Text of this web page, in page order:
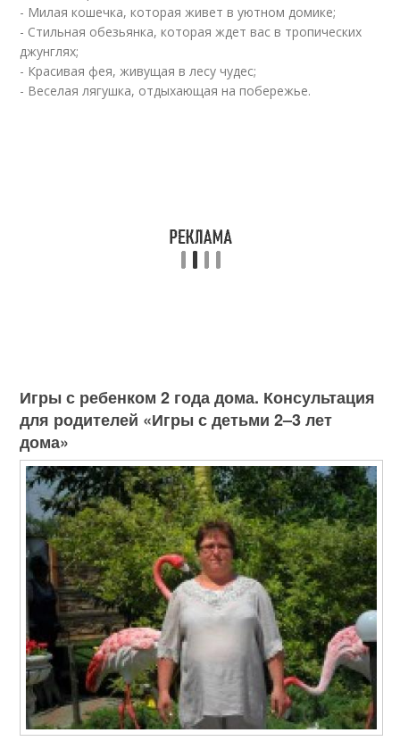
- Милая кошечка, которая живет в уютном домике;
- Стильная обезьянка, которая ждет вас в тропических
джунглях;
- Красивая фея, живущая в лесу чудес;
- Веселая лягушка, отдыхающая на побережье.
Игры с ребенком 2 года дома. Консультация
для родителей «Игры с детьми 2–3 лет
дома»